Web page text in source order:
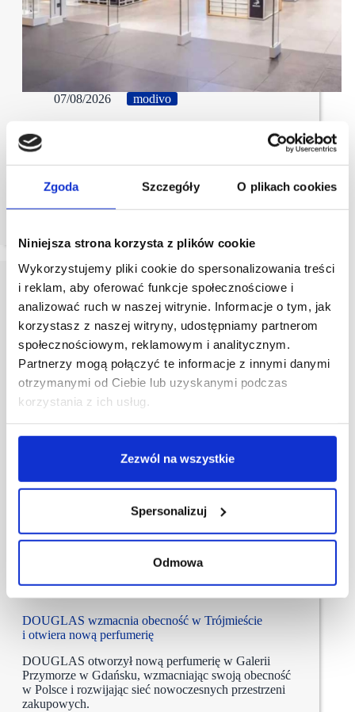
Zgoda Szczegóły O plikach cookies
Niniejsza strona korzysta z plików cookie
Wykorzystujemy pliki cookie do spersonalizowania treści
i reklam, aby oferować funkcje społecznościowe i
analizować ruch w naszej witrynie. Informacje o tym, jak
korzystasz z naszej witryny, udostępniamy partnerom
społecznościowym, reklamowym i analitycznym.
Partnerzy mogą połączyć te informacje z innymi danymi
otrzymanymi od Ciebie lub uzyskanymi podczas
korzystania z ich usług.
Zezwól na wszystkie
Spersonalizuj
Odmowa
07/08/2026 modivo
MODIVO PLATFORM z przychodami
przekraczającymi 3 mld zł
3 mld zł przychodów, osiągając 3,046 mld zł w II
07/08/2026 Douglas
DOUGLAS wzmacnia obecność w Trójmieście
i otwiera nową perfumerię
DOUGLAS otworzył nową perfumerię w Galerii
Przymorze w Gdańsku, wzmacniając swoją obecność
w Polsce i rozwijając sieć nowoczesnych przestrzeni
zakupowych.